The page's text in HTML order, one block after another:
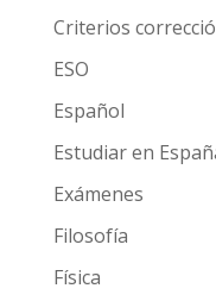
Criterios
ESO
Español
Estudiar en
Exámenes
Filosofía
Física